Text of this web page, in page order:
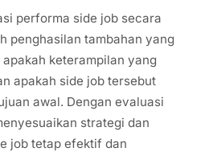
performa side job secara
penghasilan tambahan yang
keterampilan yang
apakah side job tersebut
awal. Dengan evaluasi
strategi dan
job tetap efektif dan